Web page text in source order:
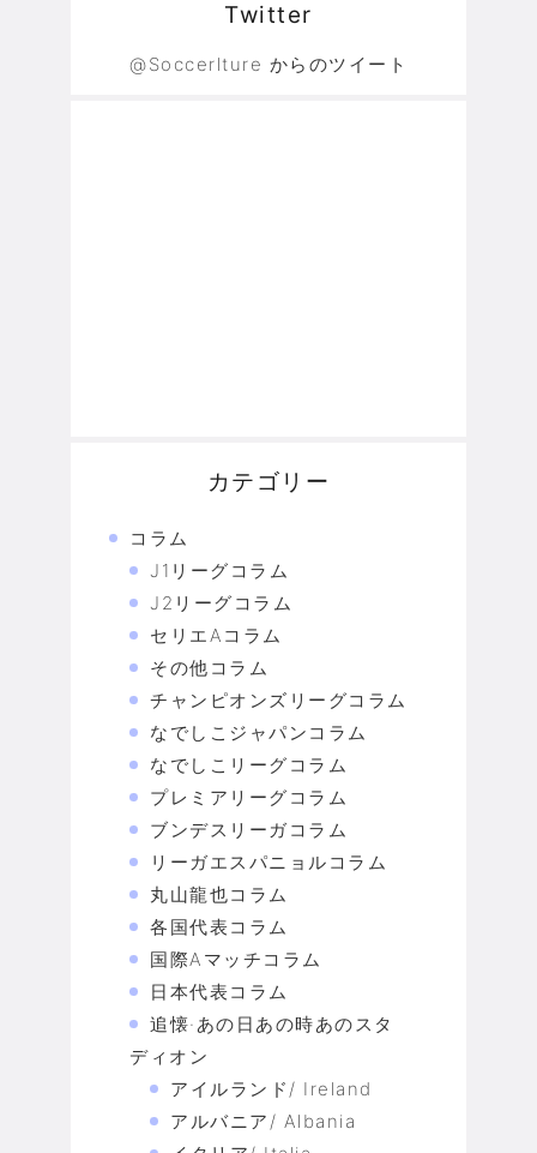
Twitter
@Soccerlture からのツイート
カテゴリー
コラム
J1リーグコラム
J2リーグコラム
セリエAコラム
その他コラム
チャンピオンズリーグコラム
なでしこジャパンコラム
なでしこリーグコラム
プレミアリーグコラム
ブンデスリーガコラム
リーガエスパニョルコラム
丸山龍也コラム
各国代表コラム
国際Aマッチコラム
日本代表コラム
追懐·あの日あの時あのスタ
ディオン
アイルランド/ Ireland
アルバニア/ Albania